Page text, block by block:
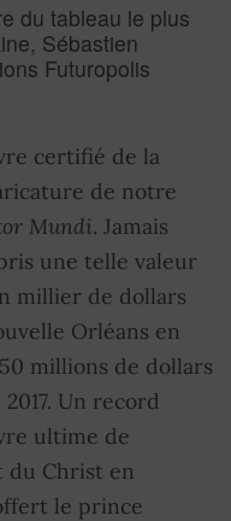
du tableau le plus
Sébastien
Futuropolis
certifié de la
de notre
Mundi. Jamais
une telle valeur
millier de dollars
Orléans en
millions de dollars
Un record
ultime de
du Christ en
le prince